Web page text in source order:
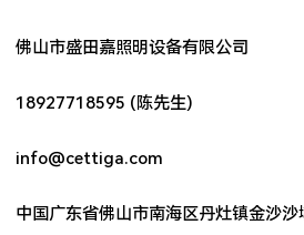
佛山市盛田嘉照明设备有限公司
18927718595 (陈先生)
info@cettiga.com
中国广东省佛山市南海区丹灶镇金沙沙